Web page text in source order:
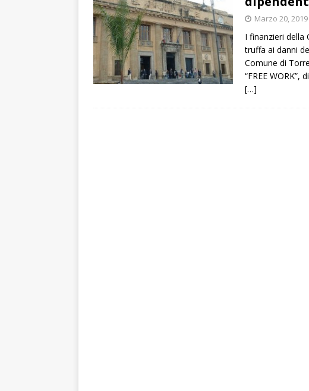
Marzo 20, 2019
I finanzieri della
truffa ai danni
Comune di
“FREE
[…]